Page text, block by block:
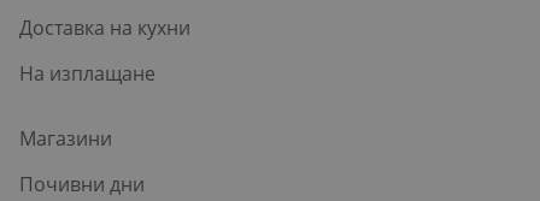
Доставка на кухни
На изплащане
Магазини
Почивни дни